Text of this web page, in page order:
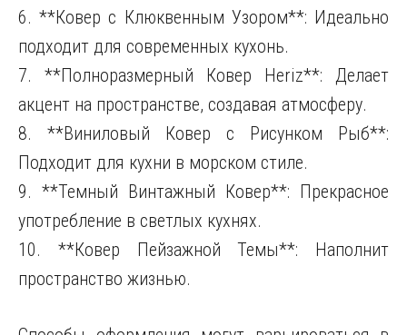
6. **Ковер с Клюквенным Узором**: Идеально
подходит для современных кухонь.
7. **Полноразмерный Ковер Heriz**: Делает
акцент на пространстве, создавая атмосферу.
8. **Виниловый Ковер с Рисунком Рыб**:
Подходит для кухни в морском стиле.
9. **Темный Винтажный Ковер**: Прекрасное
употребление в светлых кухнях.
10. **Ковер Пейзажной Темы**: Наполнит
пространство жизнью.